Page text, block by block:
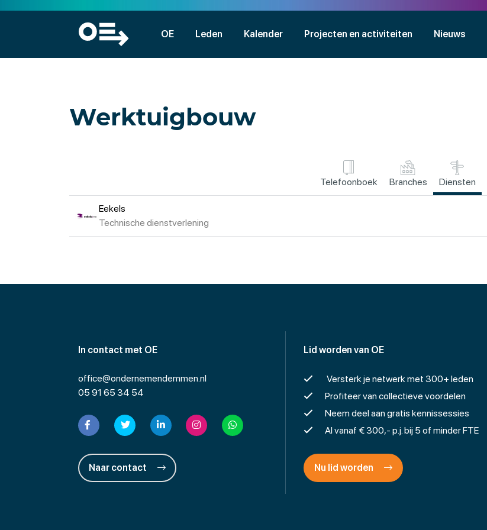
OE Leden Kalender Projecten en activiteiten Nieuws
Werktuigbouw
Telefoonboek Branches Diensten
Eekels
Technische dienstverlening
In contact met OE
office@ondernemendemmen.nl
05 91 65 34 54
Naar contact
Lid worden van OE
Versterk je netwerk met 300+ leden
Profiteer van collectieve voordelen
Neem deel aan gratis kennissessies
Al vanaf € 300,- p.j. bij 5 of minder FTE
Nu lid worden